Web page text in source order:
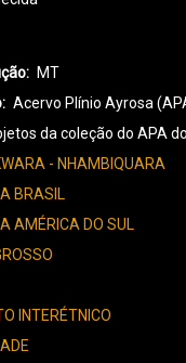
MT
Acervo Plínio Ayrosa
da coleção do APA
- NHAMBIQUARA
BRASIL
AMÉRICA DO SUL
INTERÉTNICO